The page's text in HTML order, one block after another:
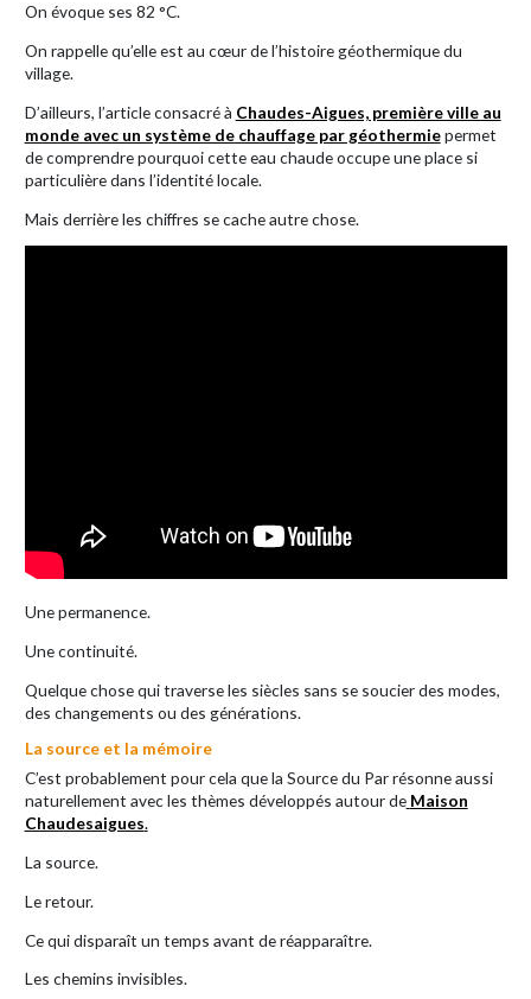
On évoque ses 82 °C.
On rappelle qu’elle est au cœur de l’histoire géothermique du
village.
D’ailleurs, l’article consacré à Chaudes-Aigues, première ville au
monde avec un système de chauffage par géothermiepermet
de comprendre pourquoi cette eau chaude occupe une place si
particulière dans l’identité locale.
Mais derrière les chiffres se cache autre chose.
Une permanence.
Une continuité.
Quelque chose qui traverse les siècles sans se soucier des modes,
des changements ou des générations.
La source et la mémoire
C’est probablement pour cela que la Source du Par résonne aussi
naturellement avec les thèmes développés autour de Maison
Chaudesaigues.
La source.
Le retour.
Ce qui disparaît un temps avant de réapparaître.
Les chemins invisibles.